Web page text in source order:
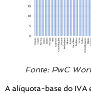
Fonte: PwC
A alíquota-base do IVA